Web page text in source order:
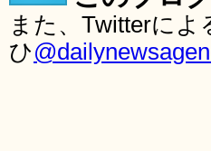
また、Twitterに
ひ